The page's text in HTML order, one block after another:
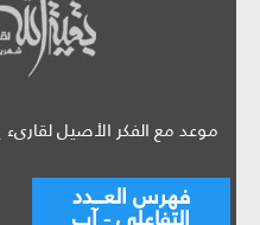
موعد مع الفكر الأصيل
فهرس العـــدد